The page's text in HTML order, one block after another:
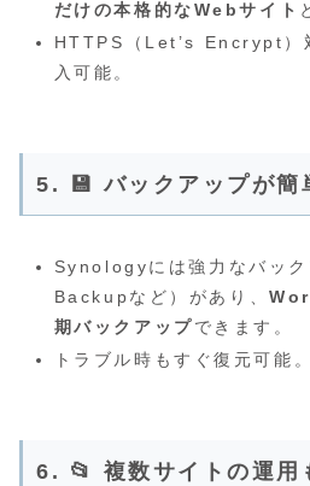
だけの本格的なWebサイト
HTTPS（Let’s Encrypt）
入可能。
5. 💾バックアップが簡
Synologyには強力なバッ
Backupなど）があり、
期バックアップできます。
トラブル時もすぐ復元可能。
6. 📂 複数サイトの運用